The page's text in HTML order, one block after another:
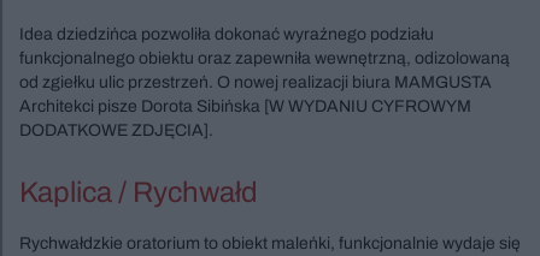
Idea dziedzińca pozwoliła dokonać wyraźnego podziału
funkcjonalnego obiektu oraz zapewniła wewnętrzną, odizolowaną
od zgiełku ulic przestrzeń. O nowej realizacji biura MAMGUSTA
Architekci pisze Dorota Sibińska [W WYDANIU CYFROWYM
DODATKOWE ZDJĘCIA].
Kaplica / Rychwałd
Rychwałdzkie oratorium to obiekt maleńki, funkcjonalnie wydaje się